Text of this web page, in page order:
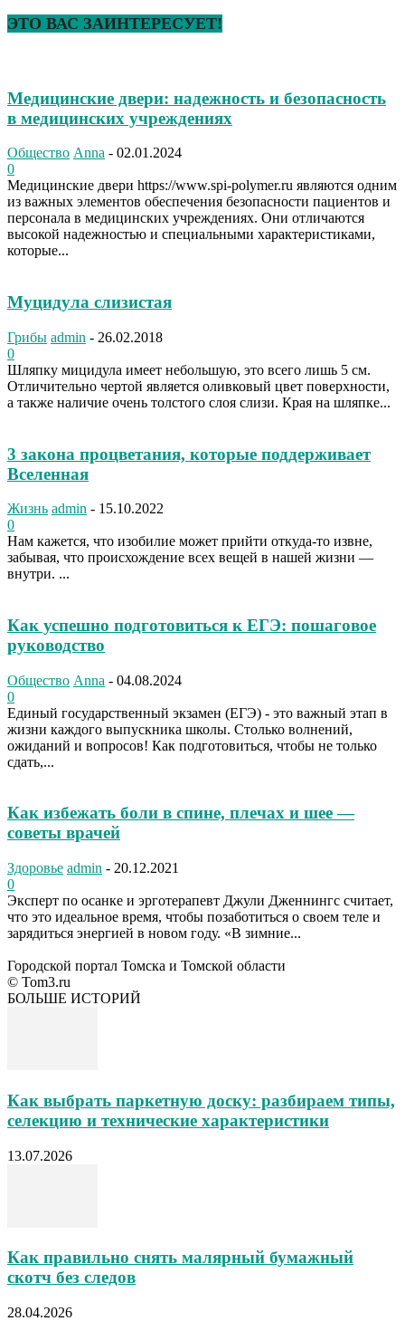
ЭТО ВАС ЗАИНТЕРЕСУЕТ!
Медицинские двери: надежность и безопасность
в медицинских учреждениях
Общество Anna - 02.01.2024
0
Медицинские двери https://www.spi-polymer.ru являются одним
из важных элементов обеспечения безопасности пациентов и
персонала в медицинских учреждениях. Они отличаются
высокой надежностью и специальными характеристиками,
которые...
Муцидула слизистая
Грибы admin - 26.02.2018
0
Шляпку мицидула имеет небольшую, это всего лишь 5 см.
Отличительно чертой является оливковый цвет поверхности,
а также наличие очень толстого слоя слизи. Края на шляпке...
3 закона процветания, которые поддерживает
Вселенная
Жизнь admin - 15.10.2022
0
Нам кажется, что изобилие может прийти откуда-то извне,
забывая, что происхождение всех вещей в нашей жизни —
внутри. ...
Как успешно подготовиться к ЕГЭ: пошаговое
руководство
Общество Anna - 04.08.2024
0
Единый государственный экзамен (ЕГЭ) - это важный этап в
жизни каждого выпускника школы. Столько волнений,
ожиданий и вопросов! Как подготовиться, чтобы не только
сдать,...
Как избежать боли в спине, плечах и шее —
советы врачей
Здоровье admin - 20.12.2021
0
Эксперт по осанке и эрготерапевт Джули Дженнингс считает,
что это идеальное время, чтобы позаботиться о своем теле и
зарядиться энергией в новом году. «В зимние...
Городской портал Томска и Томской области
© Tom3.ru
БОЛЬШЕ ИСТОРИЙ
Как выбрать паркетную доску: разбираем типы,
селекцию и технические характеристики
13.07.2026
Как правильно снять малярный бумажный
скотч без следов
28.04.2026